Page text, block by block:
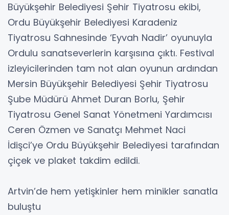
Büyükşehir Belediyesi Şehir Tiyatrosu ekibi,
Ordu Büyükşehir Belediyesi Karadeniz
Tiyatrosu Sahnesinde ‘Eyvah Nadir’ oyunuyla
Ordulu sanatseverlerin karşısına çıktı. Festival
izleyicilerinden tam not alan oyunun ardından
Mersin Büyükşehir Belediyesi Şehir Tiyatrosu
Şube Müdürü Ahmet Duran Borlu, Şehir
Tiyatrosu Genel Sanat Yönetmeni Yardımcısı
Ceren Özmen ve Sanatçı Mehmet Naci
İdişci’ye Ordu Büyükşehir Belediyesi tarafından
çiçek ve plaket takdim edildi.
Artvin’de hem yetişkinler hem minikler sanatla
buluştu